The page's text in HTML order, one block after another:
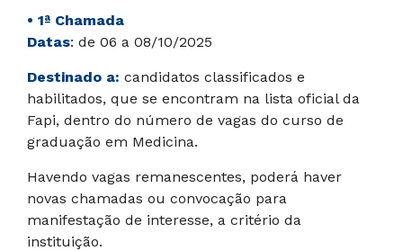
• 1ª Chamada
Datas: de 06 a 08/10/2025
Destinado a: candidatos classificados e
habilitados, que se encontram na lista oficial da
Fapi, dentro do número de vagas do curso de
graduação em Medicina.
Havendo vagas remanescentes, poderá haver
novas chamadas ou convocação para
manifestação de interesse, a critério da
instituição.